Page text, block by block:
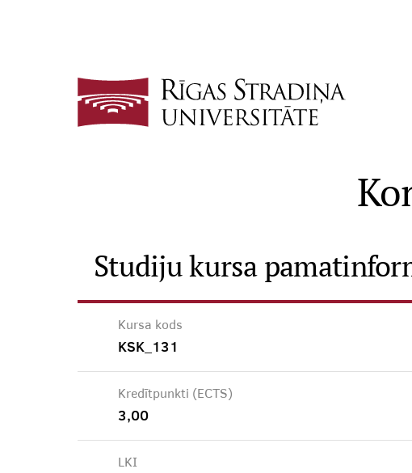
Studiju kursa
Kursa kods
KSK_131
Kredītpunkti (ECTS)
3,00
LKI